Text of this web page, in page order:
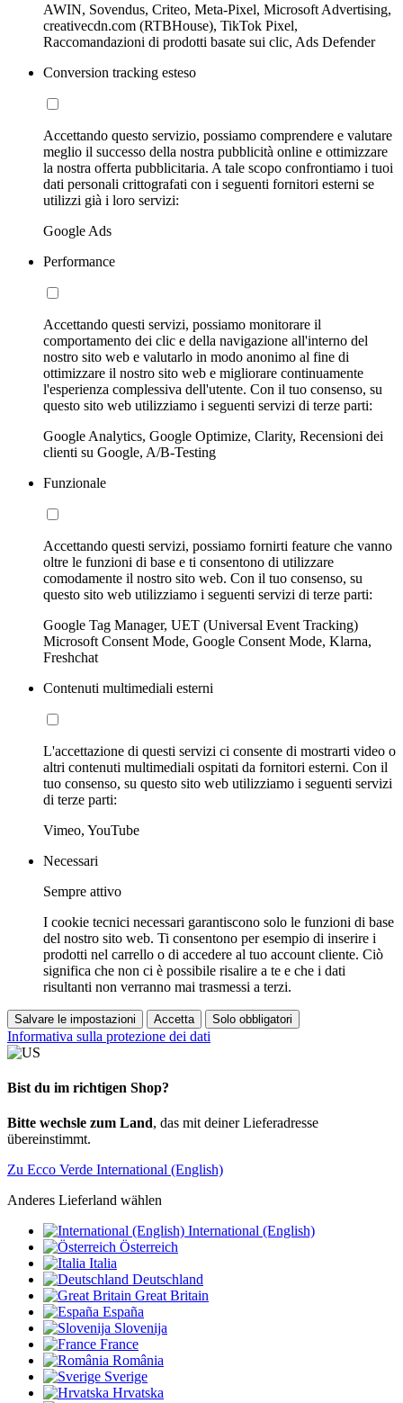
AWIN, Sovendus, Criteo, Meta-Pixel, Microsoft Advertising,
creativecdn.com (RTBHouse), TikTok Pixel,
Raccomandazioni di prodotti basate sui clic, Ads Defender
Conversion tracking esteso
Accettando questo servizio, possiamo comprendere e valutare
meglio il successo della nostra pubblicità online e ottimizzare
la nostra offerta pubblicitaria. A tale scopo confrontiamo i tuoi
dati personali crittografati con i seguenti fornitori esterni se
utilizzi già i loro servizi:
Google Ads
Performance
Accettando questi servizi, possiamo monitorare il
comportamento dei clic e della navigazione all'interno del
nostro sito web e valutarlo in modo anonimo al fine di
ottimizzare il nostro sito web e migliorare continuamente
l'esperienza complessiva dell'utente. Con il tuo consenso, su
questo sito web utilizziamo i seguenti servizi di terze parti:
Google Analytics, Google Optimize, Clarity, Recensioni dei
clienti su Google, A/B-Testing
Funzionale
Accettando questi servizi, possiamo fornirti feature che vanno
oltre le funzioni di base e ti consentono di utilizzare
comodamente il nostro sito web. Con il tuo consenso, su
questo sito web utilizziamo i seguenti servizi di terze parti:
Google Tag Manager, UET (Universal Event Tracking)
Microsoft Consent Mode, Google Consent Mode, Klarna,
Freshchat
Contenuti multimediali esterni
L'accettazione di questi servizi ci consente di mostrarti video o
altri contenuti multimediali ospitati da fornitori esterni. Con il
tuo consenso, su questo sito web utilizziamo i seguenti servizi
di terze parti:
Vimeo, YouTube
Necessari
Sempre attivo
I cookie tecnici necessari garantiscono solo le funzioni di base
del nostro sito web. Ti consentono per esempio di inserire i
prodotti nel carrello o di accedere al tuo account cliente. Ciò
significa che non ci è possibile risalire a te e che i dati
risultanti non verranno mai trasmessi a terzi.
Salvare le impostazioni Accetta Solo obbligatori
Informativa sulla protezione dei dati
Bist du im richtigen Shop?
Bitte wechsle zum Land, das mit deiner Lieferadresse
übereinstimmt.
Zu Ecco Verde International (English)
Anderes Lieferland wählen
International (English)
Österreich
Italia
Deutschland
Great Britain
España
Slovenija
France
România
Sverige
Hrvatska